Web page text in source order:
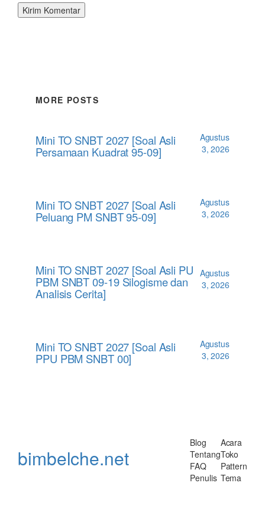
MORE POSTS
Mini TO SNBT 2027 [Soal Asli
Persamaan Kuadrat 95-09]
Agustus
3, 2026
Mini TO SNBT 2027 [Soal Asli
Peluang PM SNBT 95-09]
Agustus
3, 2026
Mini TO SNBT 2027 [Soal Asli PU
PBM SNBT 09-19 Silogisme dan
Analisis Cerita]
Agustus
3, 2026
Mini TO SNBT 2027 [Soal Asli
PPU PBM SNBT 00]
Agustus
3, 2026
bimbelche.net
Blog
Tentang
FAQ
Penulis
Acara
Toko
Pattern
Tema